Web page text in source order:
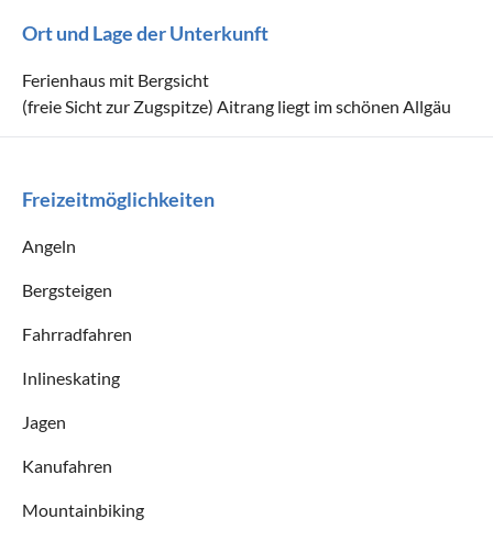
Ort und Lage der Unterkunft
Ferienhaus mit Bergsicht
(freie Sicht zur Zugspitze) Aitrang liegt im schönen Allgäu
Freizeitmöglichkeiten
Angeln
Bergsteigen
Fahrradfahren
Inlineskating
Jagen
Kanufahren
Mountainbiking